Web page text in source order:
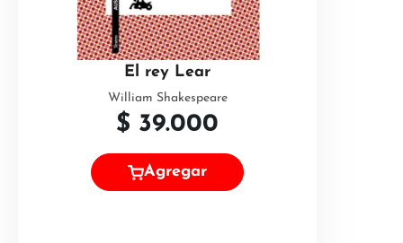
El rey Lear
William Shakespeare
$ 39.000
Agregar